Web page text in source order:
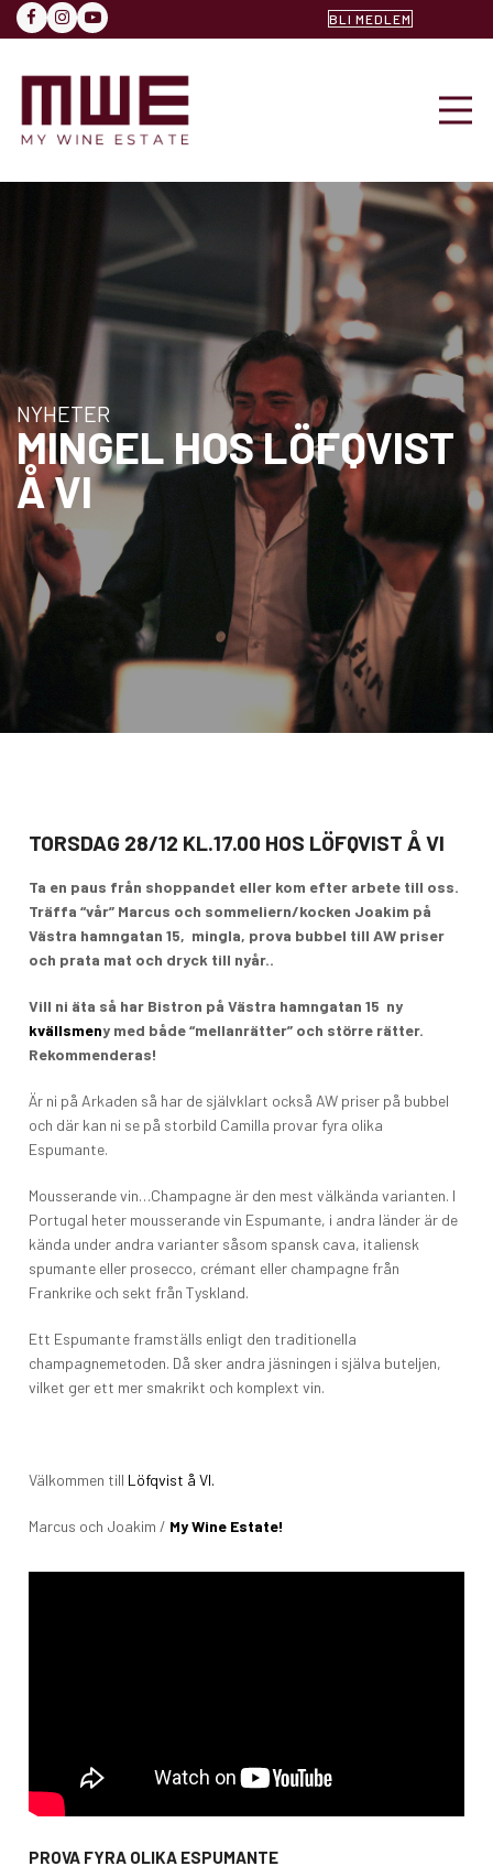
FACEBOOK
INSTAGRAM
YOUTUBE BLI MEDLEM
NYHETER
MINGEL HOS LÖFQVIST
Å VI
TORSDAG 28/12 KL.17.00 HOS LÖFQVIST Å VI
Ta en paus från shoppandet eller kom efter arbete till oss.
Träffa “vår” Marcus och sommeliern/kocken Joakim på
Västra hamngatan 15, mingla, prova bubbel till AW priser
och prata mat och dryck till nyår..
Vill ni äta så har Bistron på Västra hamngatan 15 ny
kvällsmeny med både “mellanrätter” och större rätter.
Rekommenderas!
Är ni på Arkaden så har de självklart också AW priser på bubbel
och där kan ni se på storbild Camilla provar fyra olika
Espumante.
Mousserande vin…Champagne är den mest välkända varianten. I
Portugal heter mousserande vin Espumante, i andra länder är de
kända under andra varianter såsom spansk cava, italiensk
spumante eller prosecco, crémant eller champagne från
Frankrike och sekt från Tyskland.
Ett Espumante framställs enligt den traditionella
champagnemetoden. Då sker andra jäsningen i själva buteljen,
vilket ger ett mer smakrikt och komplext vin.
Välkommen till Löfqvist å VI.
Marcus och Joakim / My Wine Estate!
PROVA FYRA OLIKA ESPUMANTE